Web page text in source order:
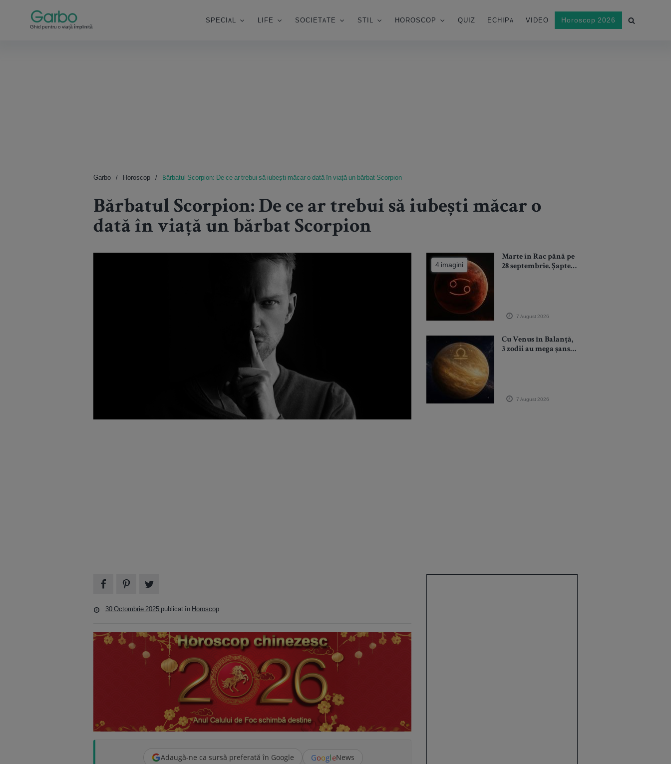
Ghid pentru o viață împlinită
SPECIAL LIFE SOCIETATE STIL HOROSCOP QUIZ ECHIPA VIDEO Horoscop 2026
Garbo Horoscop Bărbatul Scorpion: De ce ar trebui să iubești măcar o dată în viață un bărbat Scorpion
Bărbatul Scorpion: De ce ar trebui să iubești măcar o
dată în viață un bărbat Scorpion
4 imagini
Marte în Rac până pe
28 septembrie. Șapte
pentru ce iubim
7 August 2026
Cu Venus în Balanță,
3 zodii au mega șanse
căsătorească)
7 August 2026
30 Octombrie 2025 publicat în Horoscop
Adaugă-ne ca sursă preferată în Google GoogleNews